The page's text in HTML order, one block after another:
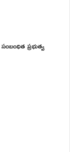
ప్రభుత్వ